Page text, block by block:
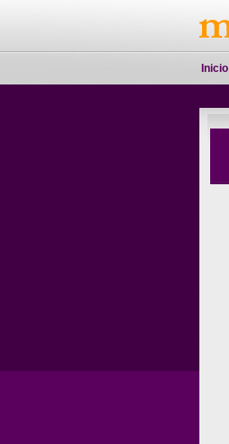
Inicio